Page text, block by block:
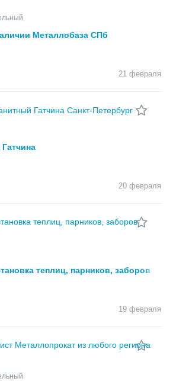
Металлобаза СПб
21 февраля
20 февраля
теплиц, парников, заборов
19 февраля